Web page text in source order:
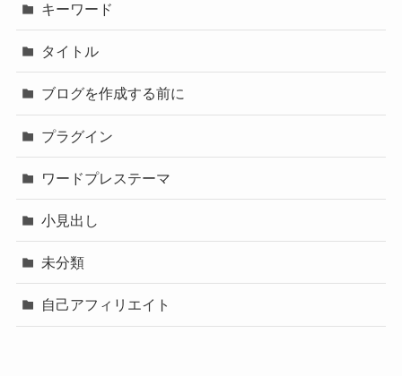
キーワード
タイトル
ブログを作成する前に
プラグイン
ワードプレステーマ
小見出し
未分類
自己アフィリエイト